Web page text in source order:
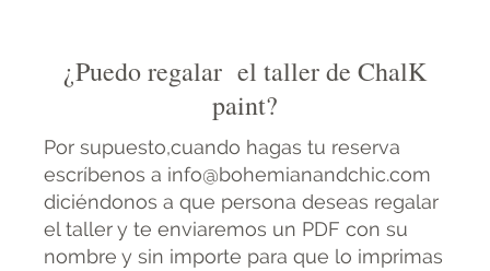
¿Puedo regalar el taller de ChalK
paint?
Por supuesto,cuando hagas tu reserva
escríbenos a info@bohemianandchic.com
diciéndonos a que persona deseas regalar
el taller y te enviaremos un PDF con su
nombre y sin importe para que lo imprimas